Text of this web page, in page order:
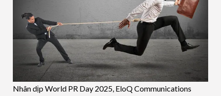
Nhân dịp World PR Day 2025, EloQ Communications